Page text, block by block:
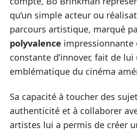
qu’un simple acteur ou
parcours artistique, marqué
polyvalence
constante d’innover, fait de
emblématique du cinéma
Sa capacité à toucher des
authenticité et à collaborer
artistes lui a permis de créer